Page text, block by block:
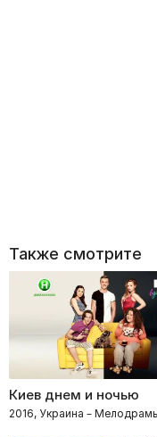
Также смотрите
Киев днем и ночью
2016, Украина –